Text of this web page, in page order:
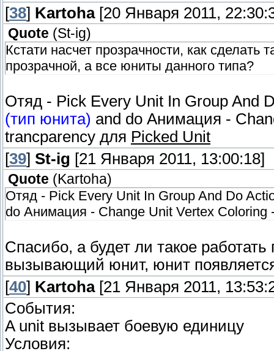
[38] Kartoha[20 Января 2011,
Quote (St-ig)
Кстати насчет прозрачности, как
прозрачной, а все юниты данного типа?
Отяд - Pick Every Unit In Group And
(тип юнита) and do Анимация -
trancparency для Picked Unit
[39] St-ig [21 Января 2011, 13:00:18]
Quote ( Kartoha)
Отяд - Pick Every Unit In Group And Do
do Анимация - Сhange Unit Vertex
Спасибо, а будет ли такое
вызывающий юнит, юнит
[40] Kartoha[21 Января 2011,
События:
A unit вызывает боевую единицу
Условия: